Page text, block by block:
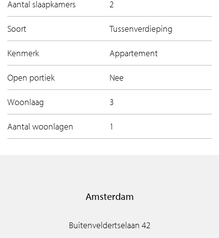
Aantal slaapkamers 2
Soort Tussenverdieping
Kenmerk Appartement
Open portiek Nee
Woonlaag 3
Aantal woonlagen 1
Amsterdam
Buitenveldertselaan 42